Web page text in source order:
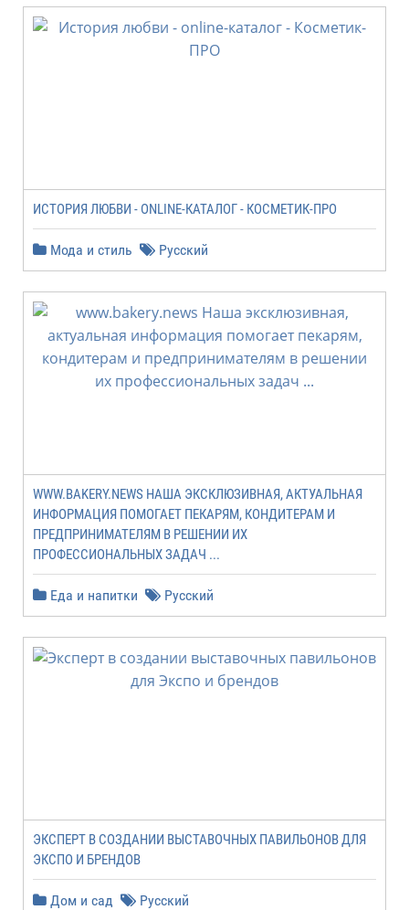
ИСТОРИЯ ЛЮБВИ - ONLINE-КАТАЛОГ - КОСМЕТИК-ПРО
Мода и стиль Русский
WWW.BAKERY.NEWS НАША ЭКСКЛЮЗИВНАЯ, АКТУАЛЬНАЯ
ИНФОРМАЦИЯ ПОМОГАЕТ ПЕКАРЯМ, КОНДИТЕРАМ И
ПРЕДПРИНИМАТЕЛЯМ В РЕШЕНИИ ИХ
ПРОФЕССИОНАЛЬНЫХ ЗАДАЧ ...
Еда и напитки Русский
ЭКСПЕРТ В СОЗДАНИИ ВЫСТАВОЧНЫХ ПАВИЛЬОНОВ ДЛЯ
ЭКСПО И БРЕНДОВ
Дом и сад Русский